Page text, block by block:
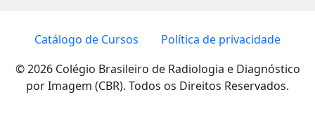
Catálogo de Cursos
Política de privacidade
© 2026 Colégio Brasileiro de Radiologia e Diagnóstico
por Imagem (CBR). Todos os Direitos Reservados.